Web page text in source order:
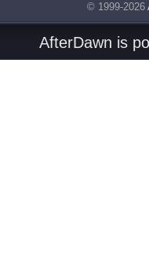
© 1999-2026
AfterDawn is